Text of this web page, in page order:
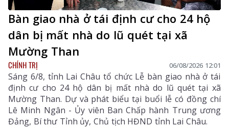
Bàn giao nhà ở tái định cư cho 24 hộ
dân bị mất nhà do lũ quét tại xã
Mường Than
CHÍNH TRỊ 06/08/2026 12:01
Sáng 6/8, tỉnh Lai Châu tổ chức Lễ bàn giao nhà ở tái
định cư cho 24 hộ dân bị mất nhà do lũ quét tại xã
Mường Than. Dự và phát biểu tại buổi lễ có đồng chí
Lê Minh Ngân - Ủy viên Ban Chấp hành Trung ương
Đảng, Bí thư Tỉnh ủy, Chủ tịch HĐND tỉnh Lai Châu.